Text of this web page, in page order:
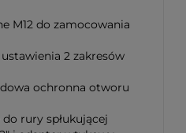
M12 do zamocowania
2 zakresów
ochronna otworu
rury spłukującej